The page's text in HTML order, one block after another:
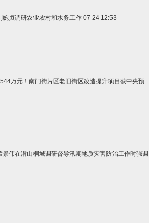
婉贞调研农业农村和水务工作 07-24 12:53
万元！南门街片区老旧街区改造提升项目获中央预
景伟在潜山桐城调研督导汛期地质灾害防治工作时强调